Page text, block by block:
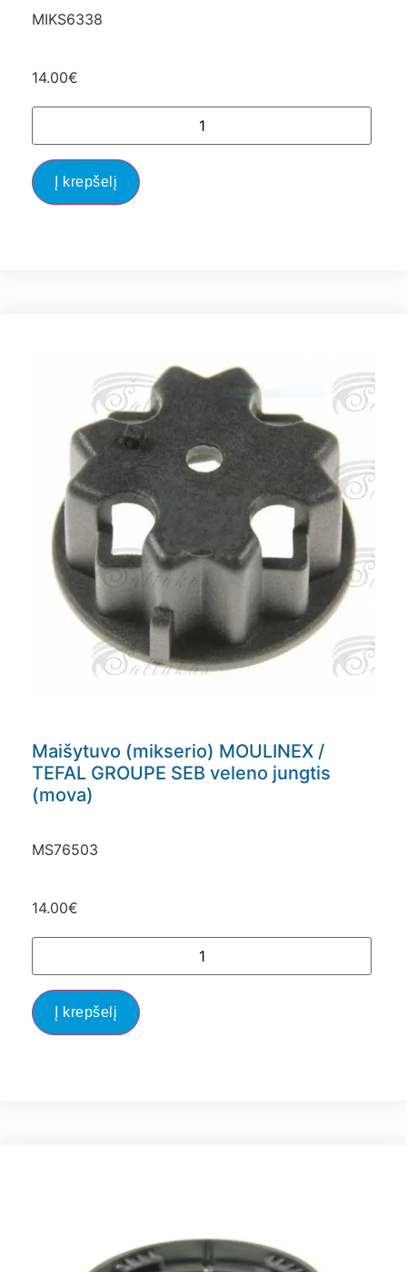
MIKS6338
14.00€
Į krepšelį
Maišytuvo (mikserio) MOULINEX /
TEFAL GROUPE SEB veleno jungtis
(mova)
MS76503
14.00€
Į krepšelį